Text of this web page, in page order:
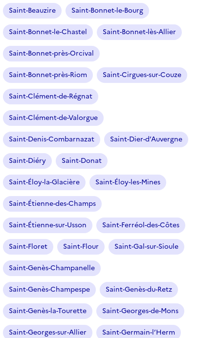
Saint-Beauzire Saint-Bonnet-le-Bourg
Saint-Bonnet-le-Chastel Saint-Bonnet-lès-Allier
Saint-Bonnet-près-Orcival
Saint-Bonnet-près-Riom Saint-Cirgues-sur-Couze
Saint-Clément-de-Régnat
Saint-Clément-de-Valorgue
Saint-Denis-Combarnazat Saint-Dier-d’Auvergne
Saint-Diéry Saint-Donat
Saint-Éloy-la-Glacière Saint-Éloy-les-Mines
Saint-Étienne-des-Champs
Saint-Étienne-sur-Usson Saint-Ferréol-des-Côtes
Saint-Floret Saint-Flour Saint-Gal-sur-Sioule
Saint-Genès-Champanelle
Saint-Genès-Champespe Saint-Genès-du-Retz
Saint-Genès-la-Tourette Saint-Georges-de-Mons
Saint-Georges-sur-Allier Saint-Germain-l’Herm